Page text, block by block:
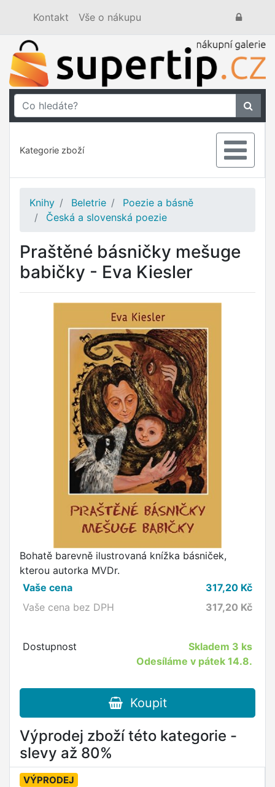
Kontakt Vše o nákupu
Kategorie zboží
Knihy Beletrie
Poezie a básně
Česká a slovenská poezie
Praštěné básničky mešuge
babičky - Eva Kiesler
Bohatě barevně ilustrovaná knížka básniček,
kterou autorka MVDr.
Vaše cena
317,20 Kč
Vaše cena bez DPH
317,20 Kč
Dostupnost Skladem 3 ks
Odesíláme v pátek 14.8.
Koupit
Výprodej zboží této kategorie -
slevy až 80%
VÝPRODEJ